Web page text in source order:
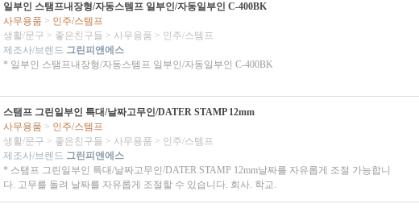
일부인 스탬프내장형/자동스템프 일부인/자동일부인 C-400BK
사무용품 > 인주/스템프
생활/문구 > 좋은친구들 > 사무용품 > 인주/스템프
제조사/브렌드 그린피앤에스
* 일부인 스탬프내장형/자동스템프 일부인/자동일부인 C-400BK
스탬프 그린일부인 특대/날짜고무인/DATER STAMP 12mm
사무용품 > 인주/스템프
생활/문구 > 좋은친구들 > 사무용품 > 인주/스템프
제조사/브렌드 그린피앤에스
* 스탬프 그린일부인 특대/날짜고무인/DATER STAMP 12mm날짜를 자유롭게 조절 가능합니
다. 고무를 돌려 날짜를 자유롭게 조절할 수 있습니다. 회사. 학교.